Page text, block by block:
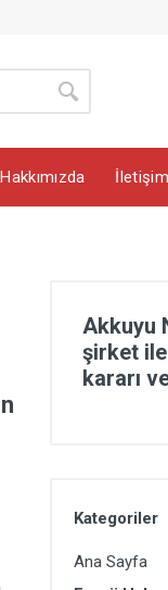
Hakkımızda İletişim
Akkuyu
şirket
kararı
Kategoriler
Ana Sayfa